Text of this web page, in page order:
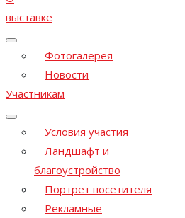
выставке
Фотогалерея
Новости
Участникам
Условия участия
Ландшафт и
благоустройство
Портрет посетителя
Рекламные